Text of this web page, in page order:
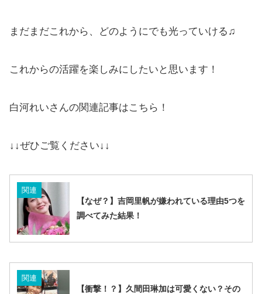
まだまだこれから、どのようにでも光っていける♫
これからの活躍を楽しみにしたいと思います！
白河れいさんの関連記事はこちら！
↓↓ぜひご覧ください↓↓
関連
【なぜ？】吉岡里帆が嫌われている理由5つを
調べてみた結果！
関連
【衝撃！？】久間田琳加は可愛くない？その